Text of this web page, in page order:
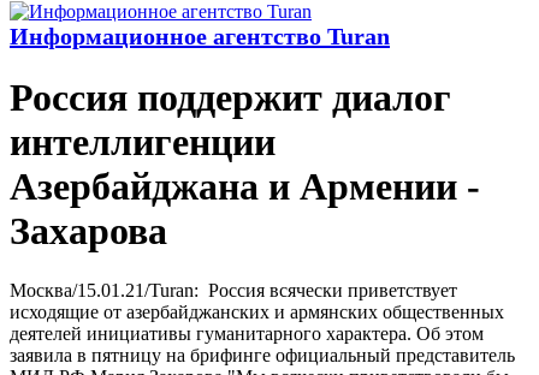
Информационное агентство Turan
Россия поддержит диалог
интеллигенции
Азербайджана и Армении -
Захарова
Москва/15.01.21/Turan: Россия всячески приветствует
исходящие от азербайджанских и армянских общественных
деятелей инициативы гуманитарного характера. Об этом
заявила в пятницу на брифинге официальный представитель